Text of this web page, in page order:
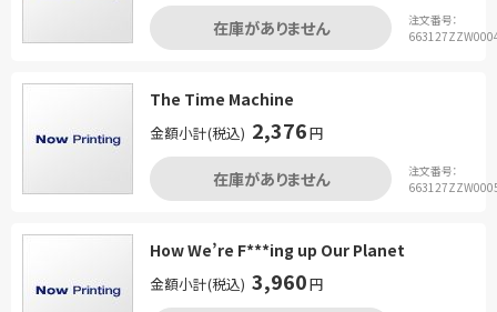
在庫がありません
注文番号：
The Time Machine
金額小計(税込) 2,376円
在庫がありません
注文番号：
How We’re F***ing up Our Planet
金額小計(税込) 3,960円